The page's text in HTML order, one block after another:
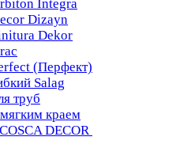
Integra
Dizayn
Dekor
(Перфект)
Salag
труб
краем
DECOR